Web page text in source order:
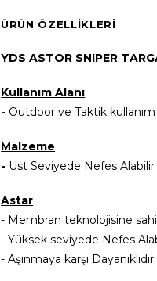
ÜRÜN ÖZELLIKLERI
YDS ASTOR SNIPER
Kullanım Alanı
- Outdoor ve Taktik
Malzeme
- Üst Seviyede Nefes
Astar
- Membran teknolojisine
- Yüksek seviyede Nefes
- Aşınmaya karşı Dayanıklıdır